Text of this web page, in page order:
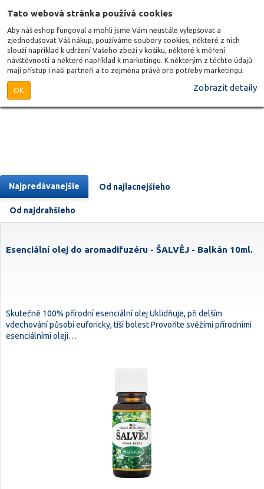
Tato webová stránka používá cookies
Aby náš eshop fungoval a mohli jsme Vám neustále vylepšovat a
zjednodušovat Váš nákup, používáme soubory cookies, některé z nich
slouží například k udržení Vašeho zboží v košíku, některé k měření
návštěvnosti a některé například k marketingu. K některým z těchto údajů
mají přístup i naši partneři a to zejména právě pro potřeby marketingu.
OK Zobrazit detaily
Najpredávanejšie Od najlacnejšieho
Od najdrahšieho
Esenciální olej do aromadifuzéru - ŠALVĚJ - Balkán 10ml.
Skutečně 100% přírodní esenciální olej Uklidňuje, při delším
vdechování působí euforicky, tiší bolest.Provoňte svěžími přírodními
esenciálními oleji…